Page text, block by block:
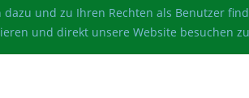
und zu Ihren Rechten als Benutzer
und direkt unsere Website besuchen